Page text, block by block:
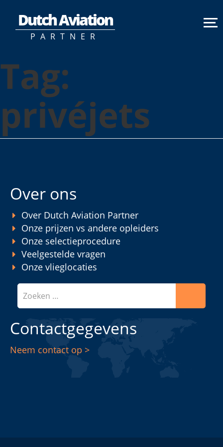
Dutch Aviation
PARTNER
Tag:
privéjets
Over ons
Over Dutch Aviation Partner
Onze prijzen vs andere opleiders
Onze selectieprocedure
Veelgestelde vragen
Onze vlieglocaties
Contactgegevens
Neem contact op >